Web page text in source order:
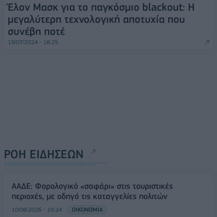
Έλον Μασκ για το παγκόσμιο blackout: Η
μεγαλύτερη τεχνολογική αποτυχία που
συνέβη ποτέ
19/07/2024 - 18:25
ΡΟΗ ΕΙΔΗΣΕΩΝ
ΑΑΔΕ: Φορολογικό «σαφάρι» στις τουριστικές
περιοχές, με οδηγό τις καταγγελίες πολιτών
10/08/2026 - 10:24 ΟΙΚΟΝΟΜΙΑ